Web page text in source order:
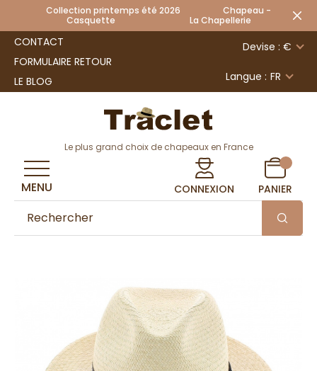
Collection printemps été 2026 Chapeau -
Casquette La Chapellerie
CONTACT
FORMULAIRE RETOUR
LE BLOG
Devise : €
Langue : FR
Le plus grand choix de chapeaux en France
CONNEXION PANIER
MENU